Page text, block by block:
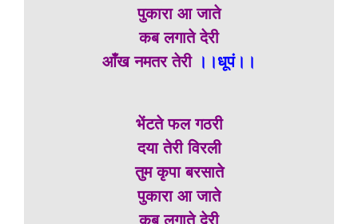
पुकारा आ जाते
कब लगाते देरी
आँख नमतर तेरी।।धूपं।।
भेंटते फल गठरी
दया तेरी विरली
तुम कृपा बरसाते
पुकारा आ जाते
कब लगाते देरी